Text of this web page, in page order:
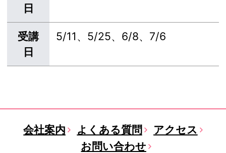
日
受講
日
5/11、5/25、6/8、7/6
会社案内 よくある質問
アクセス
お問い合わせ